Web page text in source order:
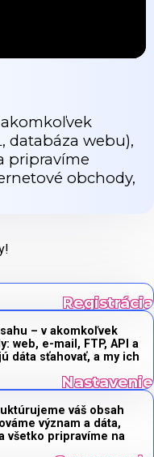
databáza webu),
pripravíme
obchody,
– v akomkoľvek
web, e-mail, FTP, API a
dáta sťahovať, a my ich
váš obsah
význam a dáta,
všetko pripravíme na